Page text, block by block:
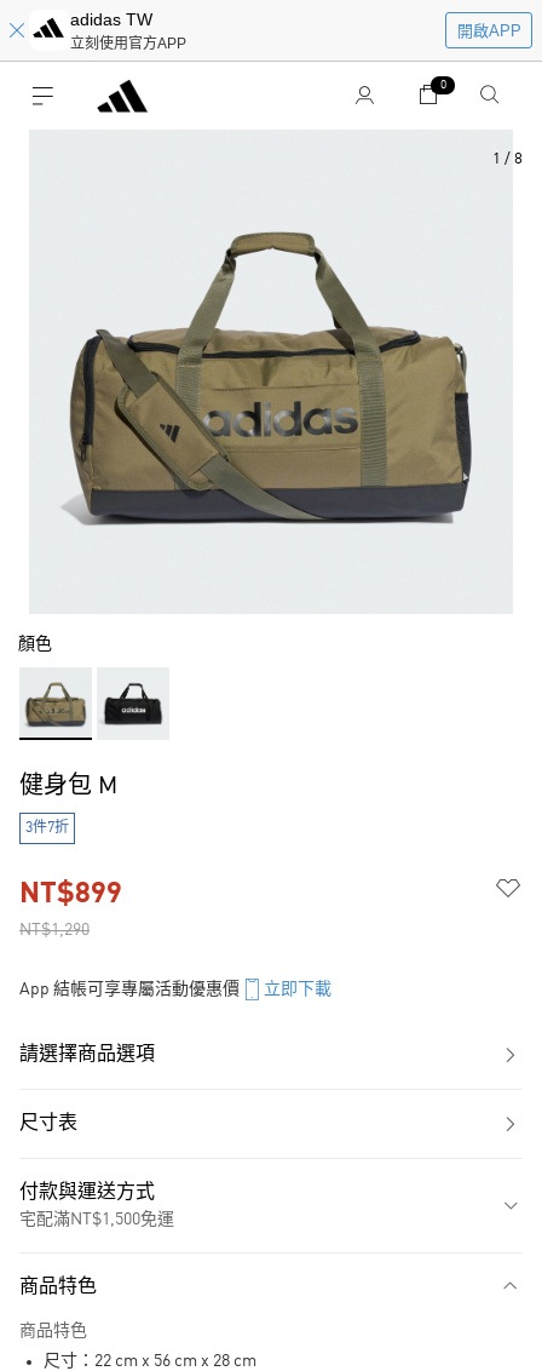
adidas TW
立刻使用官方APP
開啟APP
0
1 / 8
顏色
健身包 M
3件7折
NT$1,290
NT$899
App 結帳可享專屬活動優惠價 立即下載
請選擇商品選項
尺寸表
付款與運送方式
宅配滿NT$1,500免運
商品特色
商品特色
尺寸：22 cm x 56 cm x 28 cm